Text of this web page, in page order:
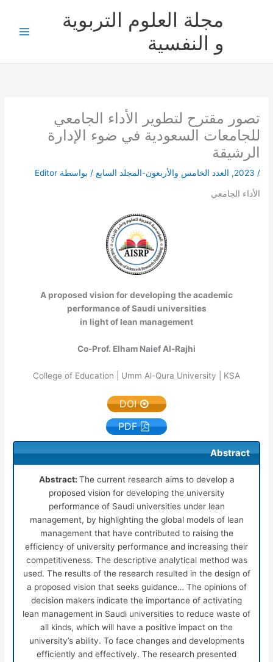
مجلة العلوم التربوية
و النفسية
تصور مقترح لتطوير الأداء الجامعي
للجامعات السعودية في ضوء الإدارة
الرشيقة
/
2023
, العدد الخامس والأربعون-المجلد السابع / بواسطة Editor
الأداء الجامعي
A proposed vision for developing the academic
performance of Saudi universities
in light of lean management
Co-Prof. Elham Naief Al-Rajhi
College of Education | Umm Al-Qura University | KSA
DOI
PDF
Abstract
Abstract: The current research aims to develop a
proposed vision for developing the university
performance of Saudi universities under lean
management, by highlighting the global models of lean
management that have contributed to raising the
efficiency of university performance and increasing their
competitiveness. The descriptive analytical method was
used. The results of the research resulted in the design of
a proposed vision that seeks guidance… The opinions of
decision makers indicate the importance of activating
lean management in Saudi universities to reduce waste of
all kinds, which will have a positive impact on the
university’s ability. To face changes and developments
efficiently and effectively. The research presented